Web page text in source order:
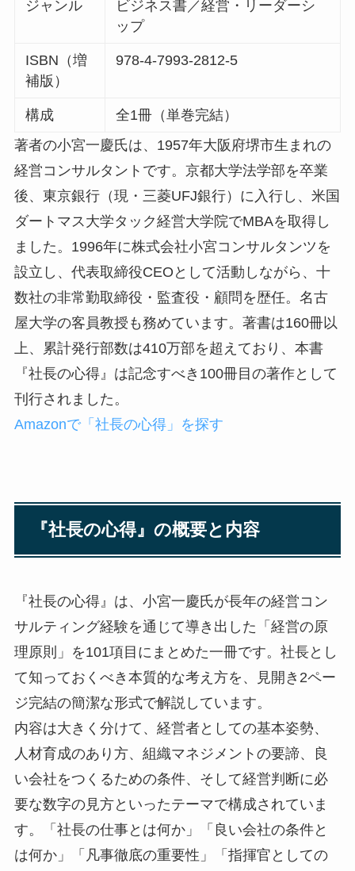
ジャンル
ビジネス書／経営・リーダーシ
ップ
ISBN（増
補版）
978-4-7993-2812-5
構成
全1冊（単巻完結）
著者の小宮一慶氏は、1957年大阪府堺市生まれの
経営コンサルタントです。京都大学法学部を卒業
後、東京銀行（現・三菱UFJ銀行）に入行し、米国
ダートマス大学タック経営大学院でMBAを取得し
ました。1996年に株式会社小宮コンサルタンツを
設立し、代表取締役CEOとして活動しながら、十
数社の非常勤取締役・監査役・顧問を歴任。名古
屋大学の客員教授も務めています。著書は160冊以
上、累計発行部数は410万部を超えており、本書
『社長の心得』は記念すべき100冊目の著作として
刊行されました。
Amazonで「社長の心得」を探す
『社長の心得』の概要と内容
『社長の心得』は、小宮一慶氏が長年の経営コン
サルティング経験を通じて導き出した「経営の原
理原則」を101項目にまとめた一冊です。社長とし
て知っておくべき本質的な考え方を、見開き2ペー
ジ完結の簡潔な形式で解説しています。
内容は大きく分けて、経営者としての基本姿勢、
人材育成のあり方、組織マネジメントの要諦、良
い会社をつくるための条件、そして経営判断に必
要な数字の見方といったテーマで構成されていま
す。「社長の仕事とは何か」「良い会社の条件と
は何か」「凡事徹底の重要性」「指揮官としての